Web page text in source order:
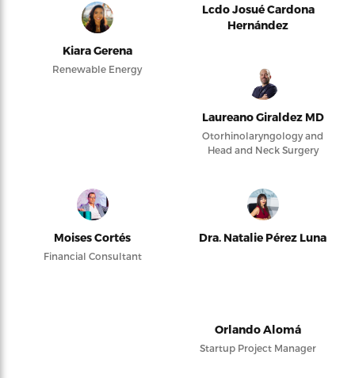
Kiara Gerena
Renewable Energy
Lcdo Josué Cardona
Hernández
Laureano Giraldez MD
Otorhinolaryngology and
Head and Neck Surgery
Moises Cortés
Financial Consultant
Dra. Natalie Pérez Luna
Orlando Alomá
Startup Project Manager